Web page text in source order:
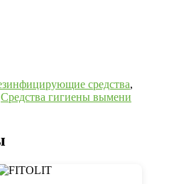
средства,
Средства гигиены вымени